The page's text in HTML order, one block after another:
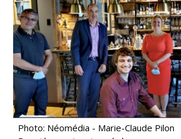
Photo: Néomédia - Marie-Claude Pilon